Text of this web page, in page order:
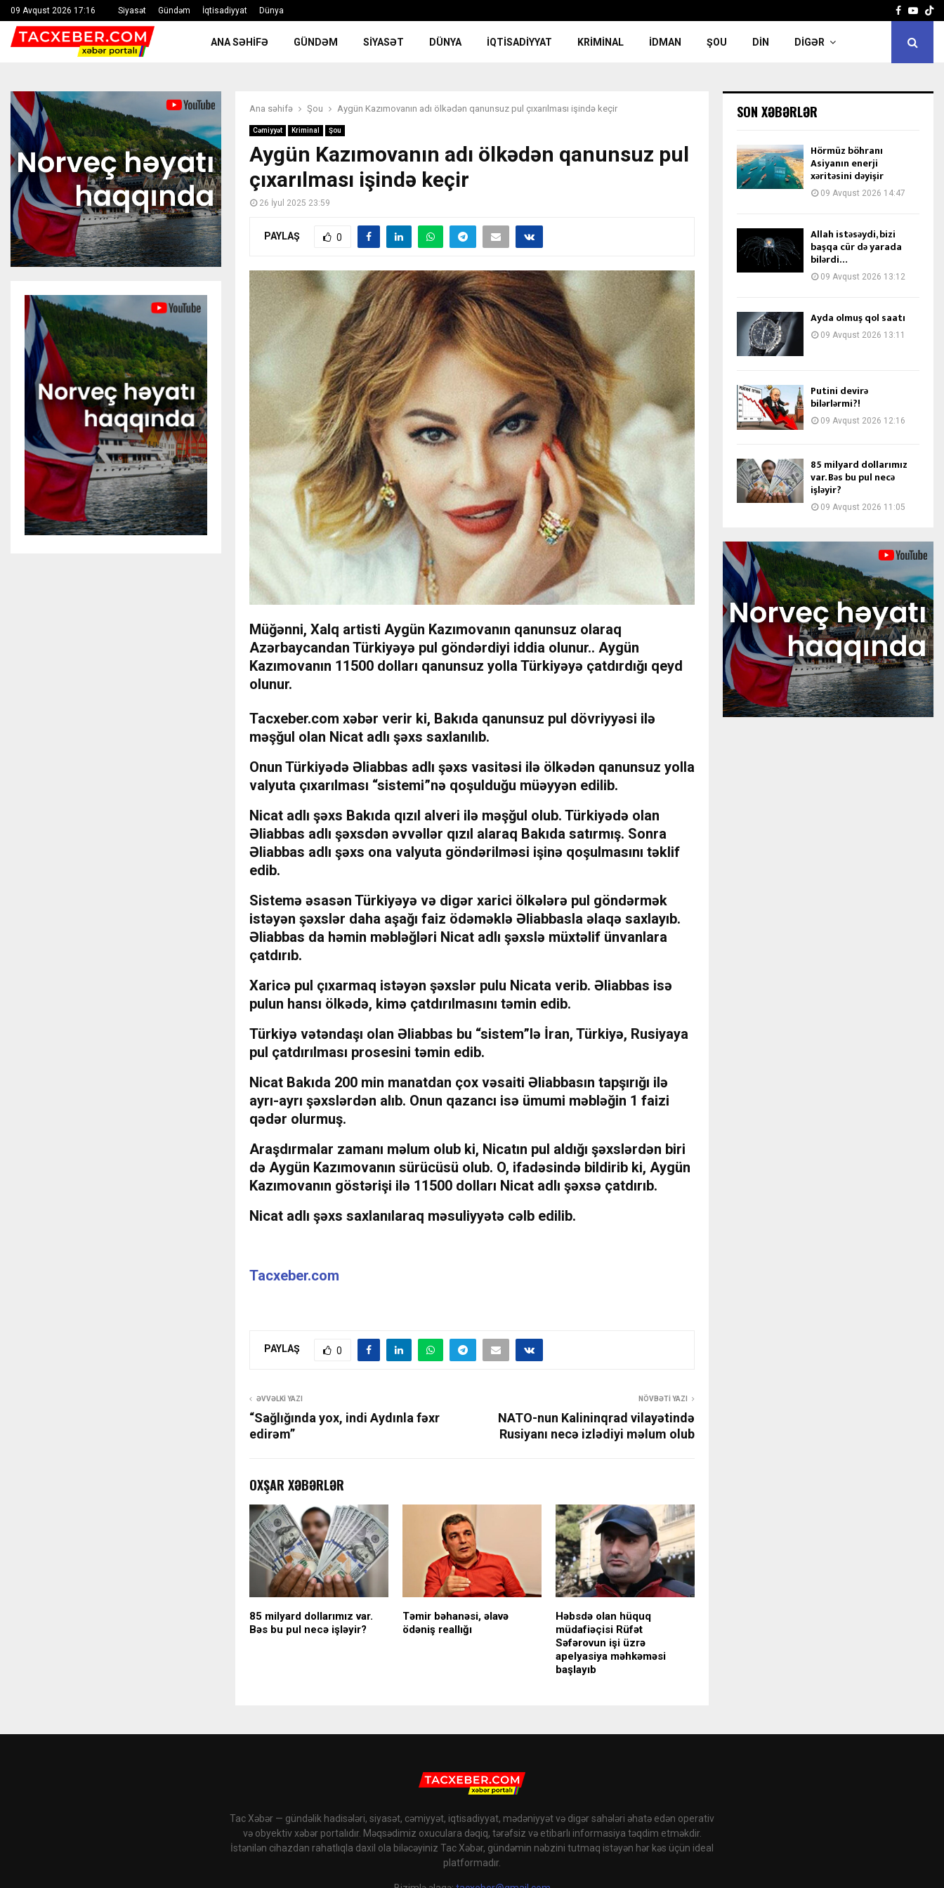
09 Avqust 2026 17:16 Siyasət Gündəm İqtisadiyyat Dünya Facebook
ANA SƏHIFƏ GÜNDƏM SIYASƏT DÜNYA İQTISADIYYAT KRIMINAL İDMAN ŞOU DIN DIGƏR
Ana səhifə Şou Aygün Kazımovanın adı ölkədən qanunsuz pul çıxarılması işində keçir
Cəmiyyət Kriminal Şou
Aygün Kazımovanın adı ölkədən qanunsuz pul
çıxarılması işində keçir
26 İyul 2025 23:59
PAYLAŞ 0
Müğənni, Xalq artisti Aygün Kazımovanın qanunsuz olaraq
Azərbaycandan Türkiyəyə pul göndərdiyi iddia olunur.. Aygün
Kazımovanın 11500 dolları qanunsuz yolla Türkiyəyə çatdırdığı qeyd
olunur.
Tacxeber.com xəbər verir ki, Bakıda qanunsuz pul dövriyyəsi ilə
məşğul olan Nicat adlı şəxs saxlanılıb.
Onun Türkiyədə Əliabbas adlı şəxs vasitəsi ilə ölkədən qanunsuz yolla
valyuta çıxarılması “sistemi”nə qoşulduğu müəyyən edilib.
Nicat adlı şəxs Bakıda qızıl alveri ilə məşğul olub. Türkiyədə olan
Əliabbas adlı şəxsdən əvvəllər qızıl alaraq Bakıda satırmış. Sonra
Əliabbas adlı şəxs ona valyuta göndərilməsi işinə qoşulmasını təklif
edib.
Sistemə əsasən Türkiyəyə və digər xarici ölkələrə pul göndərmək
istəyən şəxslər daha aşağı faiz ödəməklə Əliabbasla əlaqə saxlayıb.
Əliabbas da həmin məbləğləri Nicat adlı şəxslə müxtəlif ünvanlara
çatdırıb.
Xaricə pul çıxarmaq istəyən şəxslər pulu Nicata verib. Əliabbas isə
pulun hansı ölkədə, kimə çatdırılmasını təmin edib.
Türkiyə vətəndaşı olan Əliabbas bu “sistem”lə İran, Türkiyə, Rusiyaya
pul çatdırılması prosesini təmin edib.
Nicat Bakıda 200 min manatdan çox vəsaiti Əliabbasın tapşırığı ilə
ayrı-ayrı şəxslərdən alıb. Onun qazancı isə ümumi məbləğin 1 faizi
qədər olurmuş.
Araşdırmalar zamanı məlum olub ki, Nicatın pul aldığı şəxslərdən biri
də Aygün Kazımovanın sürücüsü olub. O, ifadəsində bildirib ki, Aygün
Kazımovanın göstərişi ilə 11500 dolları Nicat adlı şəxsə çatdırıb.
Nicat adlı şəxs saxlanılaraq məsuliyyətə cəlb edilib.
Tacxeber.com
PAYLAŞ 0
ƏVVƏLKI YAZI
“Sağlığında yox, indi Aydınla fəxr
edirəm”
NÖVBƏTI YAZI
NATO-nun Kalininqrad vilayətində
Rusiyanı necə izlədiyi məlum olub
OXŞAR XƏBƏRLƏR
85 milyard dollarımız var.
Bəs bu pul necə işləyir?
Təmir bəhanəsi, əlavə
ödəniş reallığı
Həbsdə olan hüquq
müdafiəçisi Rüfət
Səfərovun işi üzrə
apelyasiya məhkəməsi
başlayıb
SON XƏBƏRLƏR
Hörmüz böhranı
Asiyanın enerji
xəritəsini dəyişir
09 Avqust 2026 14:47
Allah istəsəydi, bizi
başqa cür də yarada
bilərdi…
09 Avqust 2026 13:12
Ayda olmuş qol saatı
09 Avqust 2026 13:11
Putini devirə
bilərlərmi?!
09 Avqust 2026 12:16
85 milyard dollarımız
var. Bəs bu pul necə
işləyir?
09 Avqust 2026 11:05
Tac Xəbər — gündəlik hadisələri, siyasət, cəmiyyət, iqtisadiyyat, mədəniyyət və digər sahələri əhatə edən operativ
və obyektiv xəbər portalıdır. Məqsədimiz oxuculara dəqiq, tərəfsiz və etibarlı informasiya təqdim etməkdir.
İstənilən cihazdan rahatlıqla daxil ola biləcəyiniz Tac Xəbər, gündəmin nəbzini tutmaq istəyən hər kəs üçün ideal
platformadır.